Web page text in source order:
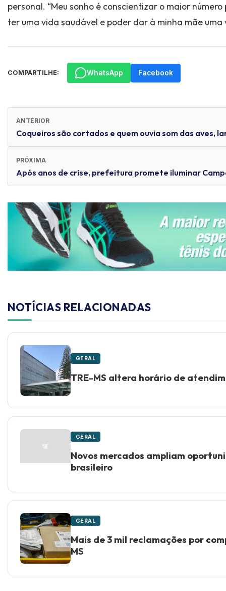
personal. “Meu sonho é conscientizar o maior
ter uma vida saudável e poder dar à minha mãe
COMPARTILHE: WhatsApp Facebook
ANTERIOR
Coqueiros são cortados e quem ouvia som das aves,
PRÓXIMA
Após anos de crise, prefeitura promete iluminar
NOTÍCIAS RELACIONADAS
GERAL
TRE-MS altera horário de
GERAL
Novos mercados ampliam
brasileiro
GERAL
Mais de 3 mil reclamações por
MS